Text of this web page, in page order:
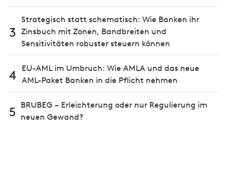
3
Strategisch statt schematisch: Wie Banken ihr
Zinsbuch mit Zonen, Bandbreiten und
Sensitivitäten robuster steuern können
4
EU-AML im Umbruch: Wie AMLA und das neue
AML-Paket Banken in die Pflicht nehmen
5
BRUBEG – Erleichterung oder nur Regulierung im
neuen Gewand?